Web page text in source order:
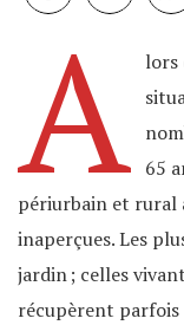
A lors
65
périurbain et rural
inaperçues. Les
jardin ; celles
récupèrent parfois